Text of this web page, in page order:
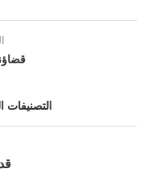
التصنيفات